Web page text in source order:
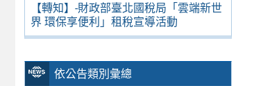
【轉知】-財政部臺北國稅局「雲端新世
界 環保享便利」租稅宣導活動
依公告類別彙總